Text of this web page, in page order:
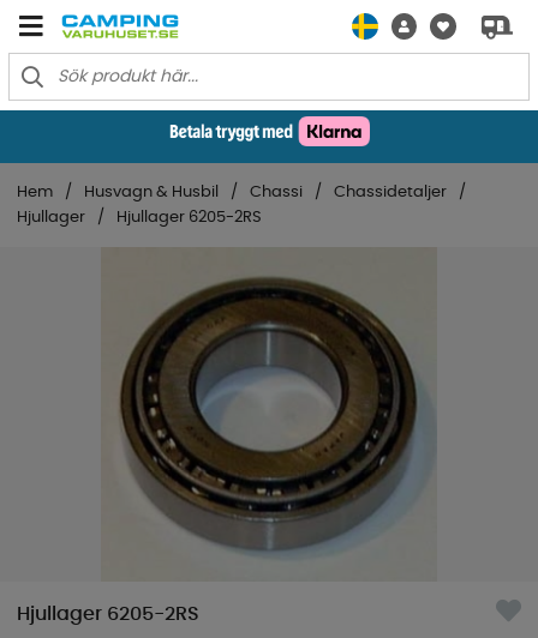
Hem Husvagn & Husbil Chassi
Chassidetaljer
Hjullager
Hjullager 6205-2RS
Hjullager 6205-2RS